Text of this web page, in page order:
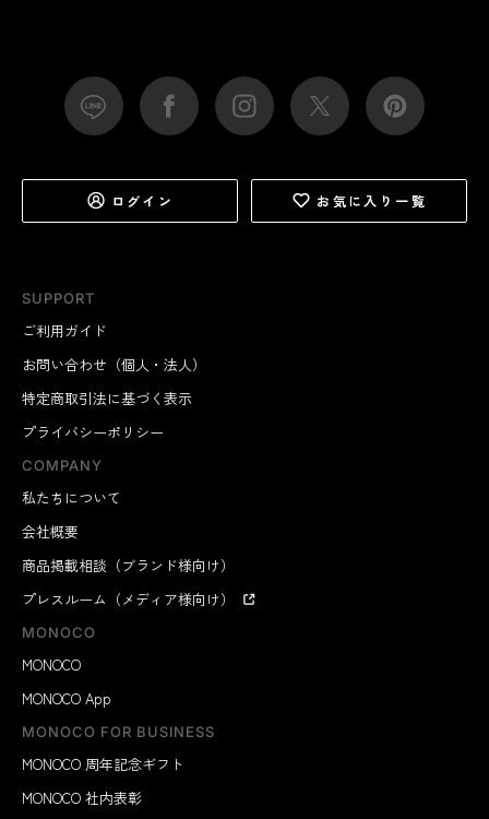
SUPPORT
ご利用ガイド
お問い合わせ（個人・法人）
特定商取引法に基づく表示
プライバシーポリシー
COMPANY
私たちについて
会社概要
商品掲載相談（ブランド様向け）
プレスルーム（メディア様向け）
MONOCO
MONOCO
MONOCO App
MONOCO FOR BUSINESS
MONOCO 周年記念ギフト
MONOCO 社内表彰
ログイン お気に入り一覧